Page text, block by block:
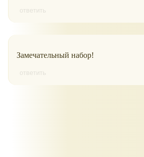
ответить
Замечательный набор!
ответить